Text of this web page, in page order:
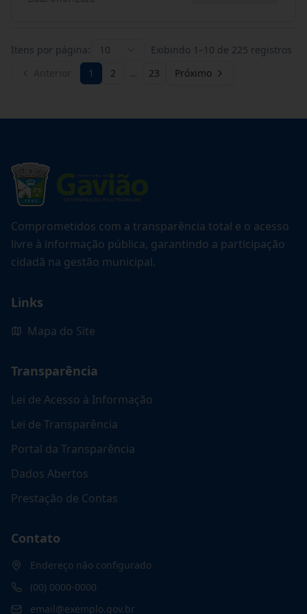
Itens por página: 10 Exibindo 1 –10 de 225 registros
1 2 … 23 Próximo
Comprometidos com a transparência total e o acesso
livre à informação pública, garantindo a participação
cidadã na gestão municipal.
Links
Mapa do Site
Transparência
Lei de Acesso à Informação
Lei de Transparência
Portal da Transparência
Dados Abertos
Prestação de Contas
Contato
Endereço não configurado
(00) 0000-0000
email@exemplo.gov.br